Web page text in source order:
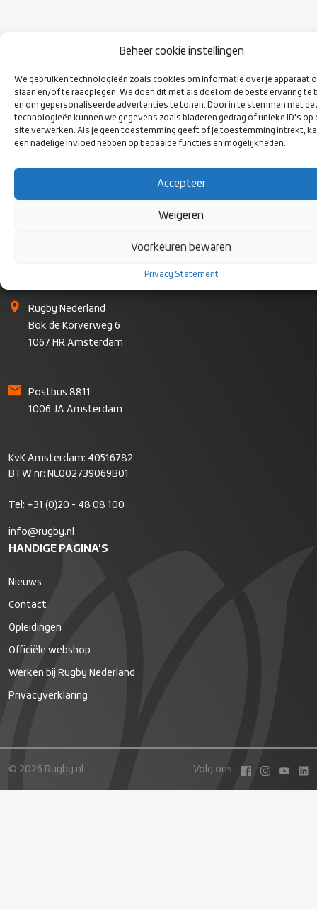
Beheer cookie instellingen
We gebruiken technologieën zoals cookies om informatie over je apparaat
slaan en/of te raadplegen. We doen dit met als doel om de beste ervaring te
en om gepersonaliseerde advertenties te tonen. Door in te stemmen met
technologieën kunnen we gegevens zoals bladeren gedrag of unieke ID's op
site verwerken. Als je geen toestemming geeft of je toestemming intrekt,
een nadelige invloed hebben op bepaalde functies en mogelijkheden.
Accepteer
Weigeren
Voorkeuren bewaren
Privacy Statement
OP SOCIAL
MEDIA
Rugby Nederland
Bok de Korverweg 6
1067 HR Amsterdam
Postbus 8811
1006 JA Amsterdam
KvK Amsterdam: 40516782
BTW nr: NL002739069B01
Tel: +31 (0)20 - 48 08 100
info@rugby.nl
HANDIGE PAGINA'S
Nieuws
Contact
Opleidingen
Officiële webshop
Werken bij Rugby Nederland
Privacyverklaring
© 2026 Rugby.nl Volg ons